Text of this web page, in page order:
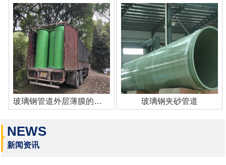
玻璃钢管道外层薄膜的作用 玻璃钢夹砂管道
NEWS
新闻资讯